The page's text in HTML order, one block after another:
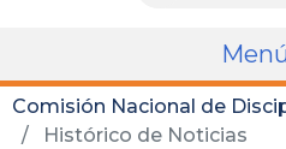
Comisión Nacional de
Histórico de Noticias